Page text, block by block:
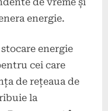
energie.
energie
cei care
de rețeaua de
la